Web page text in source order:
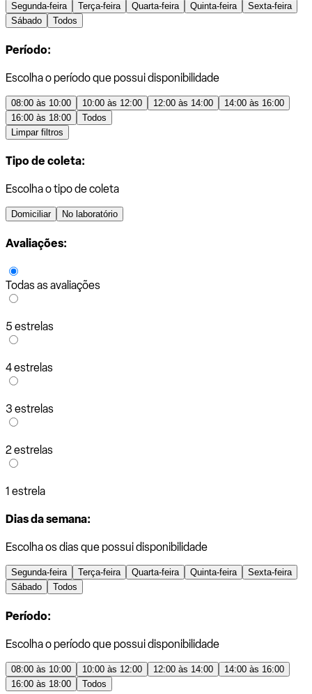
Segunda-feira Terça-feira Quarta-feira Quinta-feira
Sexta-feira
Sábado
Todos
Período:
Escolha o período que possui disponibilidade
08:00 às 10:00 10:00 às 12:00 12:00 às 14:00
14:00 às 16:00
16:00 às 18:00
Todos
Limpar filtros
Tipo de coleta:
Escolha o tipo de coleta
Domiciliar No laboratório
Avaliações:
Todas as avaliações
5 estrelas
4 estrelas
3 estrelas
2 estrelas
1 estrela
Dias da semana:
Escolha os dias que possui disponibilidade
Segunda-feira Terça-feira Quarta-feira Quinta-feira
Sexta-feira
Sábado
Todos
Período:
Escolha o período que possui disponibilidade
08:00 às 10:00 10:00 às 12:00 12:00 às 14:00
14:00 às 16:00
16:00 às 18:00
Todos